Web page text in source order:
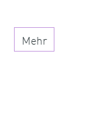
Mehr